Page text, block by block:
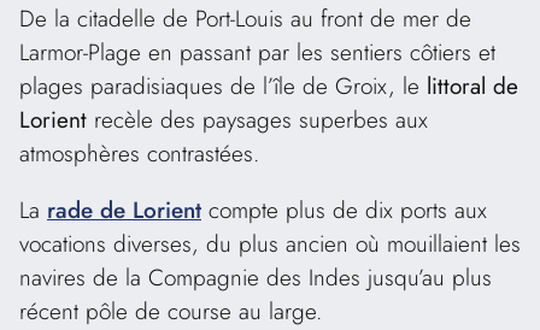
De la citadelle de Port-Louis au front de mer de
Larmor-Plage en passant par les sentiers côtiers et
plages paradisiaques de l’île de Groix, le littoral de
Lorient recèle des paysages superbes aux
atmosphères contrastées.
La rade de Lorient compte plus de dix ports aux
vocations diverses, du plus ancien où mouillaient les
navires de la Compagnie des Indes jusqu’au plus
récent pôle de course au large.